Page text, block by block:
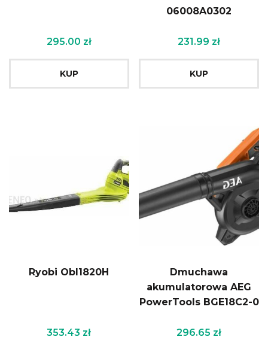
295.00 zł
KUP
06008A0302
231.99 zł
KUP
Ryobi Obl1820H
353.43 zł
Dmuchawa
akumulatorowa AEG
PowerTools BGE18C2-0
296.65 zł